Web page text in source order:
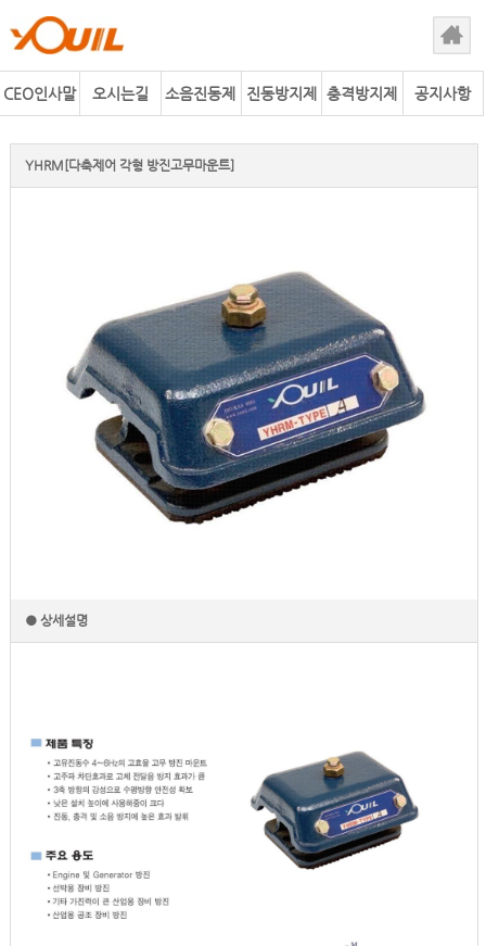
CEO인사말 오시는길 소음진동제 진동방지제 충격방지제 공지사항
YHRM[다축제어 각형 방진고무마운트]
● 상세설명